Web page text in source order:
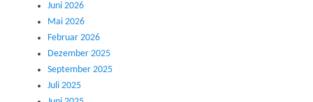
Juni 2026
Mai 2026
Februar 2026
Dezember 2025
September 2025
Juli 2025